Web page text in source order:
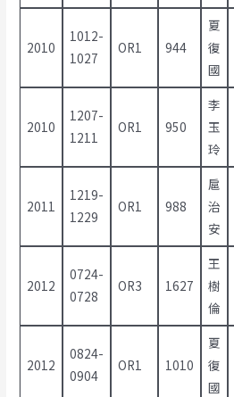
2010
1012-
1027
OR1 944
夏
復
國
2010
1207-
1211
OR1 950
李
玉
玲
2011
1219-
1229
OR1 988
扈
治
安
2012
0724-
0728
OR3 1627
王
樹
倫
2012
0824-
0904
OR1 1010
夏
復
國